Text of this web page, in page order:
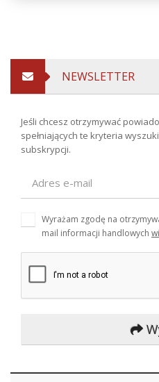
NEWSLETTER
Jeśli chcesz otrzymywać
spełniających te kryteria
subskrypcji.
Wyrażam zgodę na
mail informacji handlowych